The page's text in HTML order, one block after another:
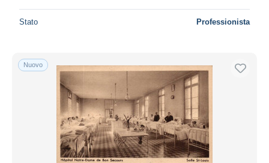
Stato Professionista
Nuovo